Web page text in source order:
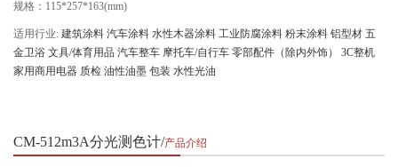
规格：115*257*163(mm)
适用行业: 建筑涂料 汽车涂料 水性木器涂料 工业防腐涂料 粉末涂料 铝型材 五
金卫浴 文具/体育用品 汽车整车 摩托车/自行车 零部配件（除内外饰）
3C整机
家用商用电器 质检 油性油墨 包装 水性光油
CM-512m3A分光测色计 产品介绍